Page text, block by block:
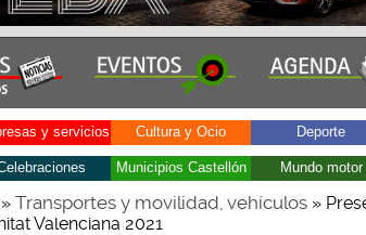
y servicios Cultura y Ocio Deporte
Municipios Castellón Mundo motor
Transportes y movilidad, vehículos»
Valenciana 2021